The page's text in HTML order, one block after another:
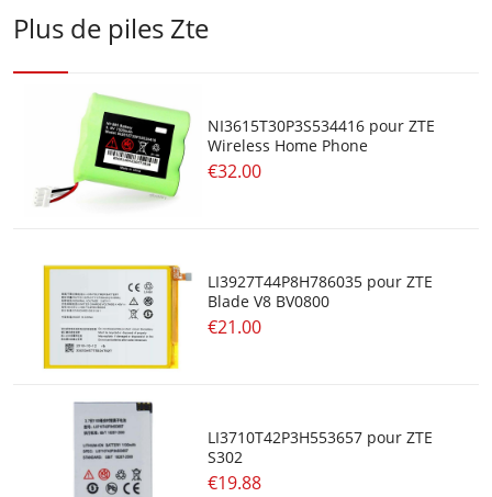
Plus de piles Zte
NI3615T30P3S534416 pour ZTE
Wireless Home Phone
€32.00
LI3927T44P8H786035 pour ZTE
Blade V8 BV0800
€21.00
LI3710T42P3H553657 pour ZTE
S302
€19.88